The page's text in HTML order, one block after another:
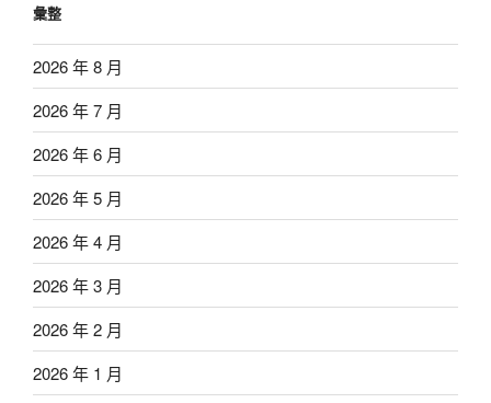
彙整
2026 年 8 月
2026 年 7 月
2026 年 6 月
2026 年 5 月
2026 年 4 月
2026 年 3 月
2026 年 2 月
2026 年 1 月